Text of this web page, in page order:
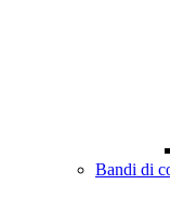
Bandi di